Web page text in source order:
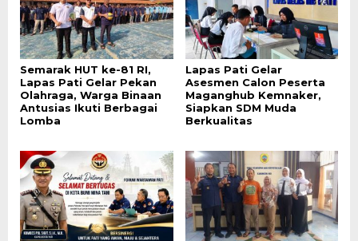
Semarak HUT ke-81 RI,
Lapas Pati Gelar Pekan
Olahraga, Warga Binaan
Antusias Ikuti Berbagai
Lomba
Lapas Pati Gelar
Asesmen Calon Peserta
Maganghub Kemnaker,
Siapkan SDM Muda
Berkualitas